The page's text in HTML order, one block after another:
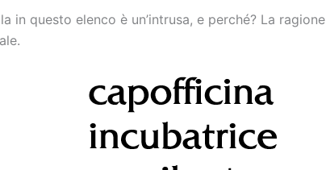
in questo elenco è un’intrusa, e perché? La ragione